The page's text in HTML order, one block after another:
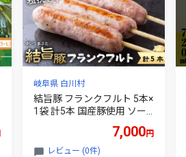
岐阜県 白川村
結旨豚 フランクフルト 5本×
1袋 計5本 国産豚使用 ソー
セージ 超粗挽き あらびき
白川村 結旨豚 フランク ブ
ランド豚 BBQ アウトドア
7,000円
レビュー (0件)